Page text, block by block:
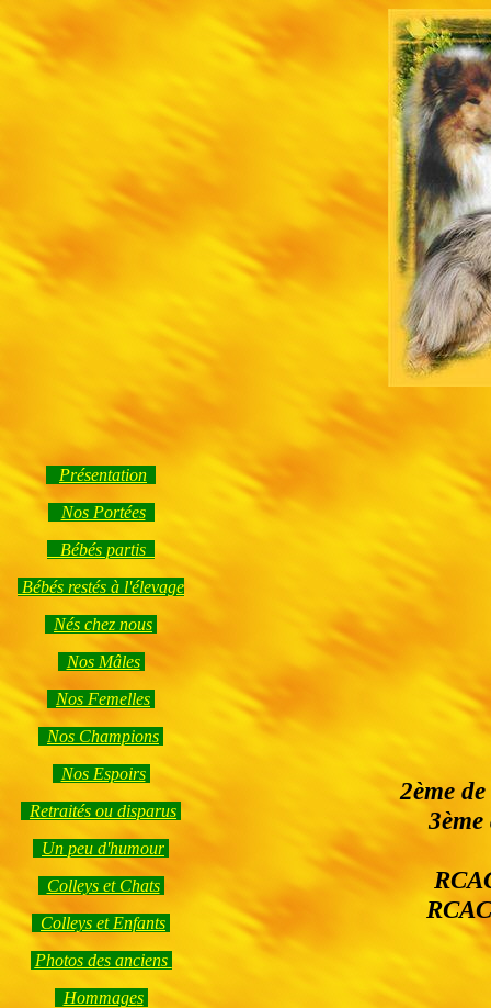
Présentation
Nos Portées
Bébés partis
Bébés restés à l'élevage
Nés chez nous
Nos Mâles
Nos Femelles
Nos Champions
Nos Espoirs
Retraités ou disparus
Un peu d'humour
Colleys et Chats
Colleys et Enfants
Photos des anciens
Hommages
2ème